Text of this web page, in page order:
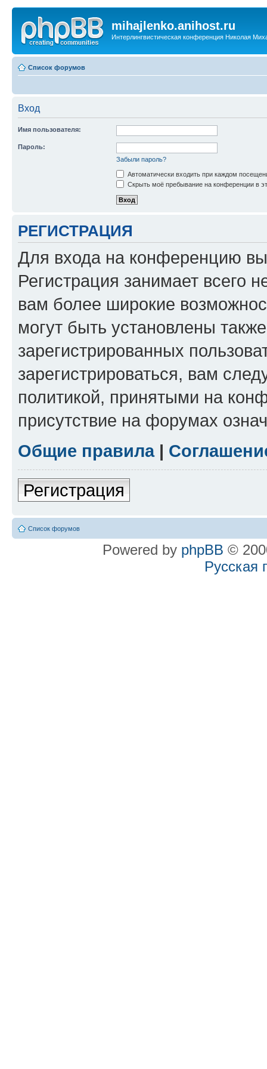
mihajlenko.anihost.ru
Интерлингвистическая конференция Николая
Список форумов
Вход
Имя пользователя:
Пароль:
Забыли пароль?
Автоматически входить при каждом
Скрыть моё пребывание на конференции в
РЕГИСТРАЦИЯ
Для входа на конференцию
Регистрация занимает всего
вам более широкие
могут быть установлены
зарегистрированных
зарегистрироваться, вам
политикой, принятыми на
присутствие на форумах
Общие правила|
Регистрация
Список форумов
Powered by phpBB ©
Русская